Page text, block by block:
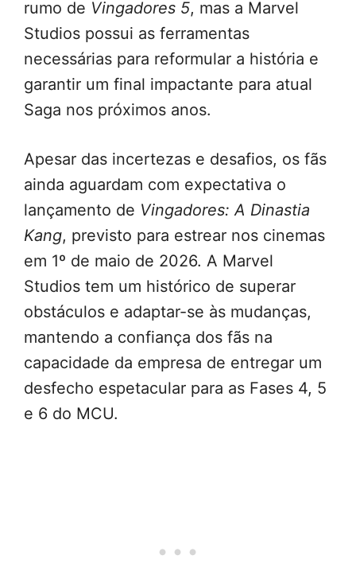
rumo de Vingadores 5, mas a Marvel
Studios possui as ferramentas
necessárias para reformular a história e
garantir um final impactante para atual
Saga nos próximos anos.
Apesar das incertezas e desafios, os fãs
ainda aguardam com expectativa o
lançamento de Vingadores: A Dinastia
Kang, previsto para estrear nos cinemas
em 1º de maio de 2026. A Marvel
Studios tem um histórico de superar
obstáculos e adaptar-se às mudanças,
mantendo a confiança dos fãs na
capacidade da empresa de entregar um
desfecho espetacular para as Fases 4, 5
e 6 do MCU.